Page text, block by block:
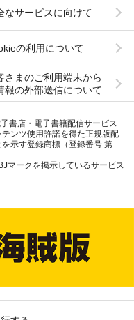
なサービスに向けて
の利用について
さまのご利用端末から
報の外部送信について
書店・電子書籍配信サービス
ンツ使用許諾を得た正規版配
示す登録商標（登録番号 第
マークを掲示しているサービス